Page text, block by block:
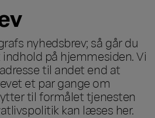
nyhedsbrev; så går du
på hjemmesiden. Vi
til andet end at
et par gange om
til formålet tjenesten
kan læses her.